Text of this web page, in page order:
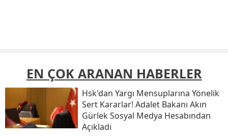
EN ÇOK ARANAN HABERLER
Hsk'dan Yargı Mensuplarına Yönelik
Sert Kararlar! Adalet Bakanı Akın
Gürlek Sosyal Medya Hesabından
Açıkladı